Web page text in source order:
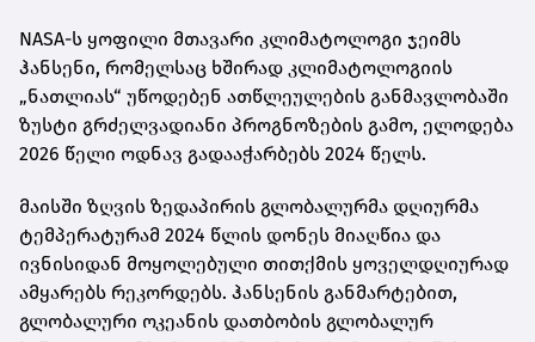
NASA-ს ყოფილი მთავარი კლიმატოლოგი ჯეიმს
ჰანსენი, რომელსაც ხშირად კლიმატოლოგიის
„ნათლიას“ უწოდებენ ათწლეულების განმავლობაში
ზუსტი გრძელვადიანი პროგნოზების გამო, ელოდება
2026 წელი ოდნავ გადააჭარბებს 2024 წელს.
მაისში ზღვის ზედაპირის გლობალურმა დღიურმა
ტემპერატურამ 2024 წლის დონეს მიაღწია და
ივნისიდან მოყოლებული თითქმის ყოველდღიურად
ამყარებს რეკორდებს. ჰანსენის განმარტებით,
გლობალური ოკეანის დათბობის გლობალურ